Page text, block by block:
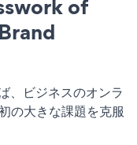
of
ビジネスのオンラ
の大きな課題を克服